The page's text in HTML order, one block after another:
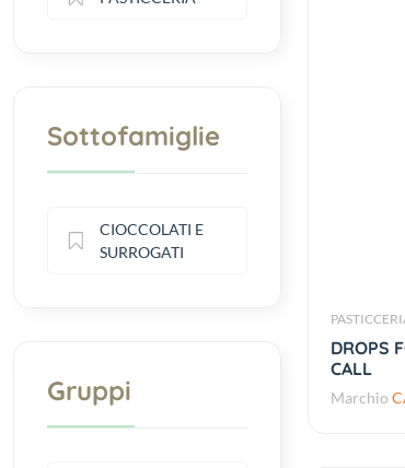
DROPS
CALL
Marchio
Sottofamiglie
CIOCCOLATI E
SURROGATI
Gruppi